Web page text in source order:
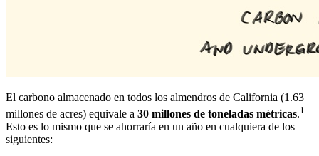
El carbono almacenado en todos los almendros de California (1.63
millones de acres) equivale a 30 millones de toneladas métricas.1
Esto es lo mismo que se ahorraría en un año en cualquiera de los
siguientes: